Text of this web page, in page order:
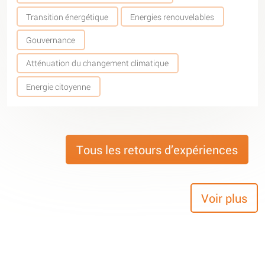
Transition énergétique Energies renouvelables
Gouvernance
Atténuation du changement climatique
Energie citoyenne
Tous les retours d’expériences
Voir plus